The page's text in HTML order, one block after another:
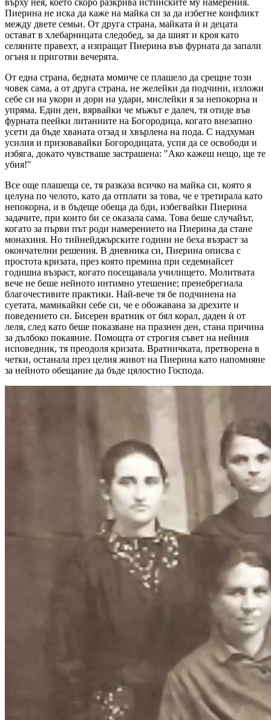
Пиерина не иска да каже на майка си за да избегне конфликт
между двете семьи. От друга страна, майката ѝ и децата
остават в хлебарницата следобед, за да шият и кроя като
селяните правехт, а изпращат Пиерина във фурната да запали
огъня и приготви вечерята.
От една страна, бедната момиче се плашело да срещне този
човек сама, а от друга страна, не желейки да подчини, изложи
себе си на укори и дори на удари, мислейки я за непокорна и
упряма. Един ден, вярвайки че мъжът е далеч, тя отиде във
фурната пеейки литаниите на Богородица, когато внезапно
усети да бъде хваната отзад и хвърлена на пода. С надхуман
усилия и призовавайки Богородицата, успя да се освободи и
избяга, докато чувстваше застрашена: "Ако кажеш нещо, ще те
убия!"
Все още плашеща се, тя разказа всичко на майка си, която я
целуна по челото, като да отплати за това, че е третирала като
непокорна, и в бъдеще обеща да бди, избегвайки Пиерина
задачите, при които би се оказала сама. Това беше случайът,
когато за първи път роди намерението на Пиерина да стане
монахиня. Но тийнейджърските години не беха възраст за
окончателни решения. В дневника си, Пиерина описва с
простота кризата, през която премина при седемнайсет
годишна възраст, когато посещавала училището. Молитвата
вече не беше нейното интимно утешение; пренебрегнала
благочестивите практики. Най-вече тя бе подчинена на
суетата, мамикайки себе си, че е обожавана за дрехите и
поведението си. Бисерен вратник от бял корал, даден ѝ от
леля, след като беше показване на празнен ден, стана причина
за дълбоко покаяние. Помощта от строгия съвет на нейния
исповедник, тя преодоля кризата. Вратничката, претворена в
четки, останала през целия живот на Пиерина като напомняне
за нейното обещание да бъде цялостно Господа.